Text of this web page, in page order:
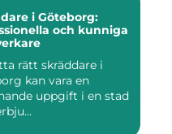
i Göteborg:
och kunniga
rätt skräddare i
kan vara en
uppgift i en stad